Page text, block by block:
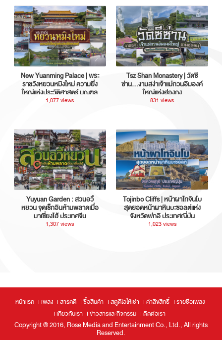
New Yuanming Palace | พระ
ราชวังหยวนหมิงใหม่ ความยิ่ง
ใหญ่แห่งประวัติศาสตร์ มณฑล
กวางตุ้ง ประเทศจีน
1,077 views
Tsz Shan Monastery | วัดซี
ซ่าน…งามสง่าเจ้าแม่กวนอิมองค์
ใหญ่แห่งฮ่องกง
831 views
Yuyuan Garden : สวนอวี้
หยวน จุดเช็กอินห้ามพลาดเมื่อ
มาเซี่ยงไฮ้ ประเทศจีน
1,307 views
Tojinbo Cliffs | หน้าผาโทจินโบ
สุดยอดหน้าผาหินบะซอลต์แห่ง
จังหวัดฟุกุอิ ประเทศญี่ปุ่น
1,023 views
หน้าแรก เพลง สารคดี ซื้อสินค้า สตูดิโอให้เช่า ค่าลิขสิทธิ์
รายชื่อเพลง
เกี่ยวกับเรา
ข่าวสารและกิจกรรม ติดต่อเรา
Copyright ® 2016, Rose Media and Entertainment Co., Ltd., All rights
Reserved.